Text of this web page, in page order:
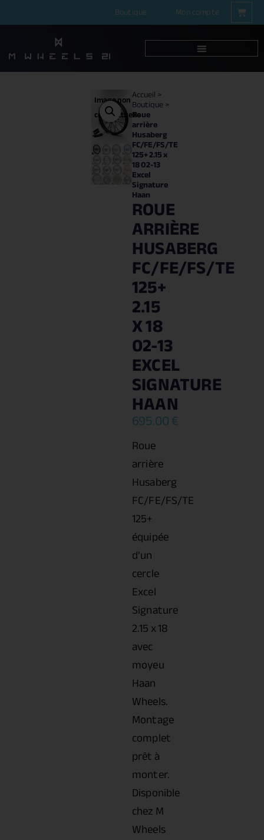
Boutique Mon compte
Image non
contractuelle
Accueil>
Boutique>
Roue
arrière
Husaberg
FC/FE/FS/TE
125+ 2.15 x
18 02-13
Excel
Signature
Haan
ROUE
ARRIÈRE
HUSABERG
FC/FE/FS/TE
125+
2.15
X 18
02-13
EXCEL
SIGNATURE
HAAN
695.00€
Roue
arrière
Husaberg
FC/FE/FS/TE
125+
équipée
d’un
cercle
Excel
Signature
2.15 x 18
avec
moyeu
Haan
Wheels.
Montage
complet
prêt à
monter.
Disponible
chez M
Wheels